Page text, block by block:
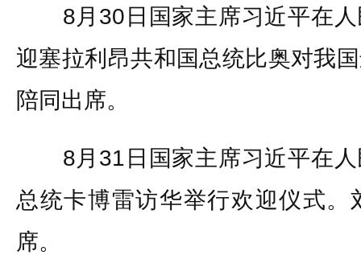
8月30日国家主席习近平在人
迎塞拉利昂共和国总统比奥对我
陪同出席。
8月31日国家主席习近平在人
总统卡博雷访华举行欢迎仪式。
席。